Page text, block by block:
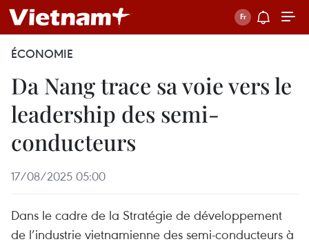
ÉCONOMIE
Da Nang trace sa voie vers le
leadership des semi-
conducteurs
17/08/2025 05:00
Dans le cadre de la Stratégie de développement
de l’industrie vietnamienne des semi-conducteurs à